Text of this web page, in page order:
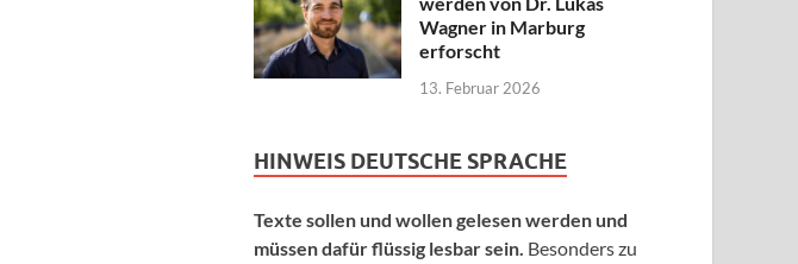
Wagner in Marburg
erforscht
13. Februar 2026
HINWEIS DEUTSCHE SPRACHE
Texte sollen und wollen gelesen werden und
müssen dafür flüssig lesbar sein. Besonders zu